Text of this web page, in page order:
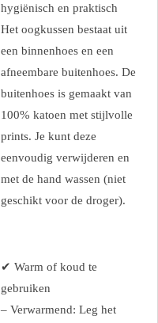
hygiënisch en praktisch
Het oogkussen bestaat uit
een binnenhoes en een
afneembare buitenhoes. De
buitenhoes is gemaakt van
100% katoen met stijlvolle
prints. Je kunt deze
eenvoudig verwijderen en
met de hand wassen (niet
geschikt voor de droger).
✔ Warm of koud te
gebruiken
– Verwarmend: Leg het